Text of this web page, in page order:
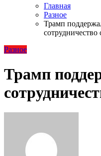
Главная
Разное
Трамп
сотрудничество
Разное
Трамп